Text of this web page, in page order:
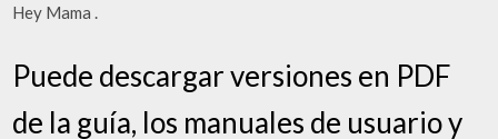
Hey Mama .
Puede descargar versiones en PDF
de la guía, los manuales de usuario y